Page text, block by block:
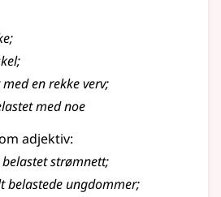
;
;
med en rekke verv;
med noe
adjektiv:
belastetstrømnett;
belastede ungdommer;